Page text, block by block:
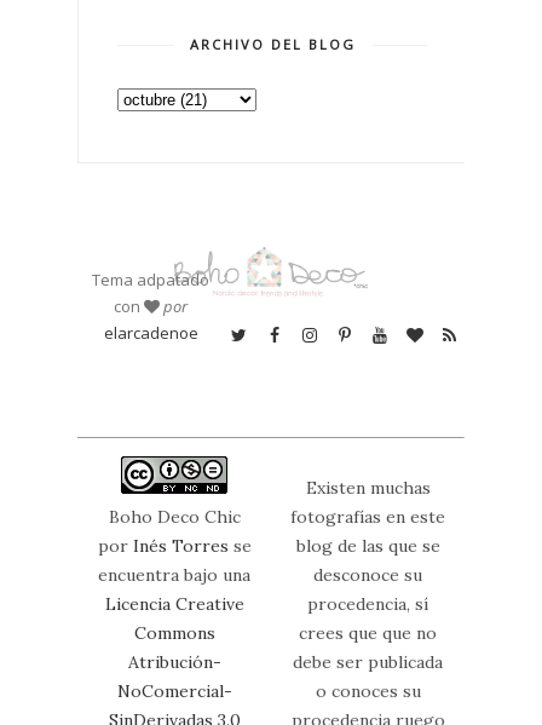
ARCHIVO DEL BLOG
Tema adpatado
con
por
elarcadenoe
Boho Deco Chic
por Inés Torres se
encuentra bajo una
Licencia Creative
Commons
Atribución-
NoComercial-
SinDerivadas 3.0
Existen muchas
fotografías en este
blog de las que se
desconoce su
procedencia, sí
crees que que no
debe ser publicada
o conoces su
procedencia ruego